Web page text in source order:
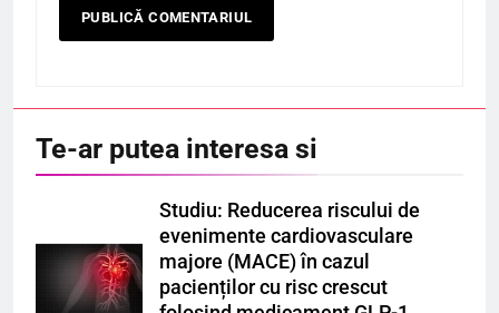
Te-ar putea interesa si
Studiu: Reducerea riscului de
evenimente cardiovasculare
majore (MACE) în cazul
pacienților cu risc crescut